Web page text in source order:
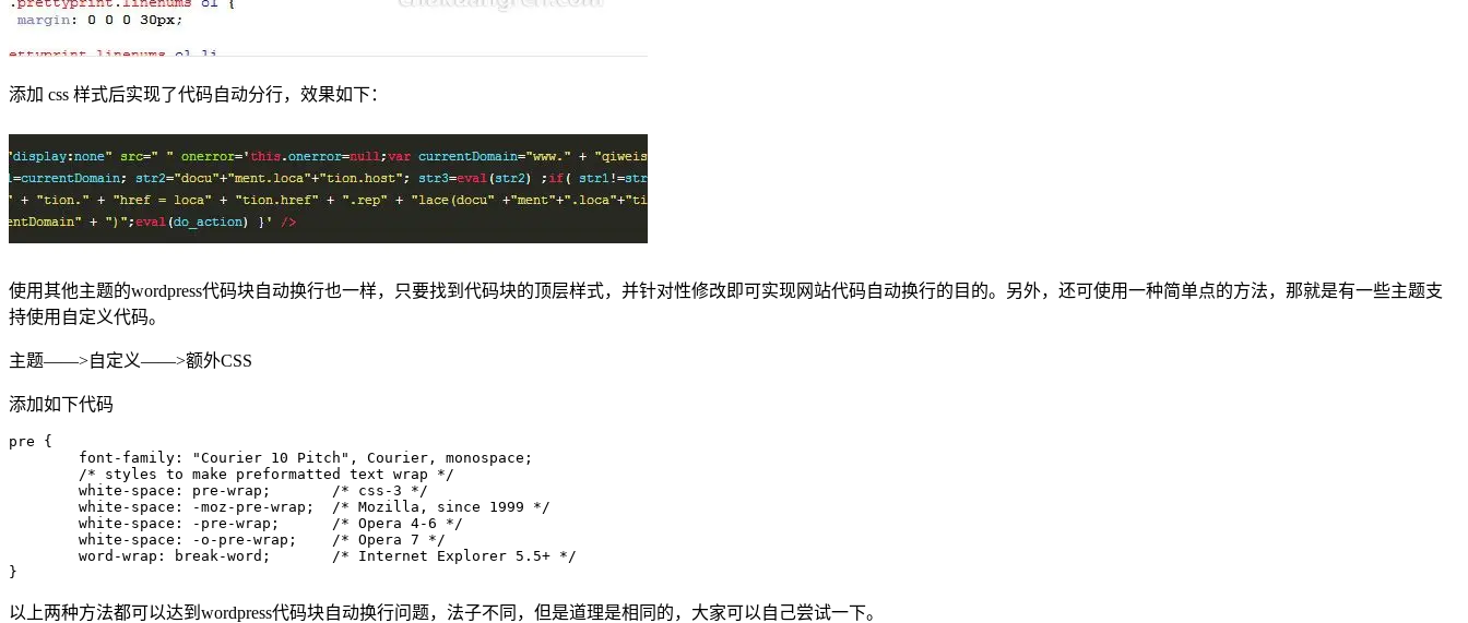
添加 css 样式后实现了代码自动分行，效果如下：
使用其他主题的wordpress代码块自动换行也一样，只要找到代码块的顶层样式，并针对性修改即可实现网站代码自动换行的目的。另外，还可使用一种简单点的方法，那就是有一些主题支
持使用自定义代码。
主题——>自定义——>额外CSS
添加如下代码
pre {
        font-family: "Courier 10 Pitch", Courier, monospace;
        /* styles to make preformatted text wrap */
        white-space: pre-wrap;       /* css-3 */
        white-space: -moz-pre-wrap;  /* Mozilla, since 1999 */
        white-space: -pre-wrap;      /* Opera 4-6 */
        white-space: -o-pre-wrap;    /* Opera 7 */
        word-wrap: break-word;       /* Internet Explorer 5.5+ */
}
以上两种方法都可以达到wordpress代码块自动换行问题，法子不同，但是道理是相同的，大家可以自己尝试一下。